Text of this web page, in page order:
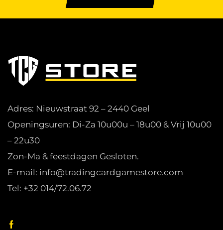
Adres: Nieuwstraat 92 – 2440 Geel
Openingsuren: Di-Za 10u00u – 18u00 & Vrij 10u00
– 22u30
Zon-Ma & feestdagen Gesloten.
E-mail: info@tradingcardgamestore.com
Tel: +32 014/72.06.72